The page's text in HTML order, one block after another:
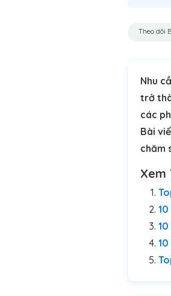
Theo dõi
Nhu
trở
các
Bài
chăm
Xem